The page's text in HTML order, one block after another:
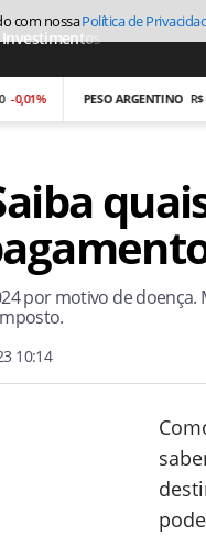
Investimentos Economia
PESO ARGENTINO R$ 0,00 -
por motivo de
10:14
com nossaPolítica de